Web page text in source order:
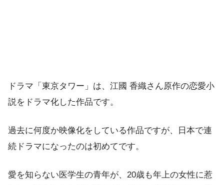
ドラマ「東京タワー」は、江國 香織さん原作の恋愛小
説をドラマ化した作品です。
過去に何度か映像化をしている作品ですが、日本で連
続ドラマになったのは初めてです。
愛を知らない医学生の青年が、20歳も年上の女性に惹